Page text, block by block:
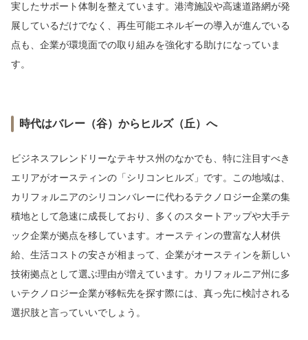
実したサポート体制を整えています。港湾施設や高速道路網が発
展しているだけでなく、再生可能エネルギーの導入が進んでいる
点も、企業が環境面での取り組みを強化する助けになっていま
す。
時代はバレー（谷）からヒルズ（丘）へ
ビジネスフレンドリーなテキサス州のなかでも、特に注目すべき
エリアがオースティンの「シリコンヒルズ」です。この地域は、
カリフォルニアのシリコンバレーに代わるテクノロジー企業の集
積地として急速に成長しており、多くのスタートアップや大手テ
ック企業が拠点を移しています。オースティンの豊富な人材供
給、生活コストの安さが相まって、企業がオースティンを新しい
技術拠点として選ぶ理由が増えています。カリフォルニア州に多
いテクノロジー企業が移転先を探す際には、真っ先に検討される
選択肢と言っていいでしょう。